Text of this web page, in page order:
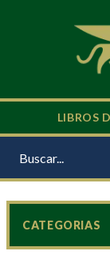
LIBROS
CATEGORIAS